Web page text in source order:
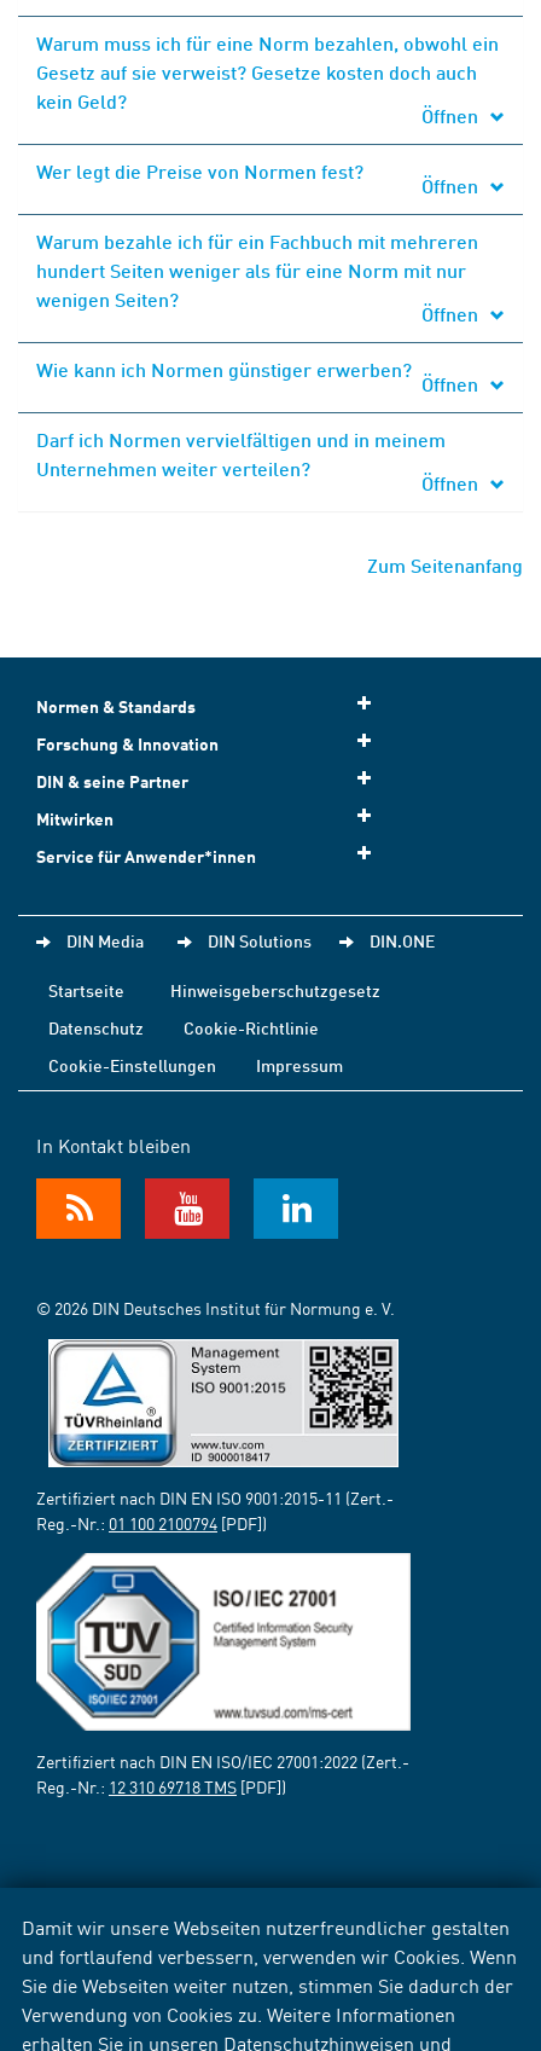
Damit wir unsere Webseiten nutzerfreundlicher gestalten
und fortlaufend verbessern, verwenden wir Cookies. Wenn
Sie die Webseiten weiter nutzen, stimmen Sie dadurch der
Verwendung von Cookies zu. Weitere Informationen
erhalten Sie in unseren Datenschutzhinweisen und
Warum muss ich für eine Norm bezahlen, obwohl ein
Gesetz auf sie verweist? Gesetze kosten doch auch
kein Geld?
Öffnen
Wer legt die Preise von Normen fest?
Öffnen
Warum bezahle ich für ein Fachbuch mit mehreren
hundert Seiten weniger als für eine Norm mit nur
wenigen Seiten?
Öffnen
Wie kann ich Normen günstiger erwerben?
Öffnen
Darf ich Normen vervielfältigen und in meinem
Unternehmen weiter verteilen?
Öffnen
Zum Seitenanfang
Normen & Standards
Forschung & Innovation
DIN & seine Partner
Mitwirken
Service für Anwender*innen
DIN Media DIN Solutions DIN.ONE
Startseite
Hinweisgeberschutzgesetz
Datenschutz
Cookie-Richtlinie
Cookie-Einstellungen
Impressum
In Kontakt bleiben
© 2026 DIN Deutsches Institut für Normung e. V.
Zertifiziert nach DIN EN ISO 9001:2015-11 (Zert.-
Reg.-Nr.: 01 100 2100794 [PDF])
Zertifiziert nach DIN EN ISO/IEC 27001:2022 (Zert.-
Reg.-Nr.: 12 310 69718 TMS [PDF])